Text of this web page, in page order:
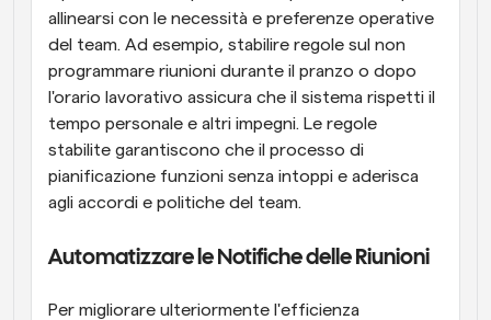
allinearsi con le necessità e preferenze operative
del team. Ad esempio, stabilire regole sul non
programmare riunioni durante il pranzo o dopo
l'orario lavorativo assicura che il sistema rispetti il
tempo personale e altri impegni. Le regole
stabilite garantiscono che il processo di
pianificazione funzioni senza intoppi e aderisca
agli accordi e politiche del team.
Automatizzare le Notifiche delle Riunioni
Per migliorare ulteriormente l'efficienza